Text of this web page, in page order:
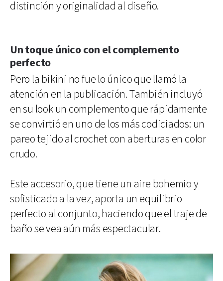
distinción y originalidad al diseño.
Un toque único con el complemento
perfecto
Pero la bikini no fue lo único que llamó la
atención en la publicación. También incluyó
en su look un complemento que rápidamente
se convirtió en uno de los más codiciados: un
pareo tejido al crochet con aberturas en color
crudo.
Este accesorio, que tiene un aire bohemio y
sofisticado a la vez, aporta un equilibrio
perfecto al conjunto, haciendo que el traje de
baño se vea aún más espectacular.